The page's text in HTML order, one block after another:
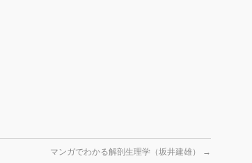
マンガでわかる解剖生理学（坂井建雄） →